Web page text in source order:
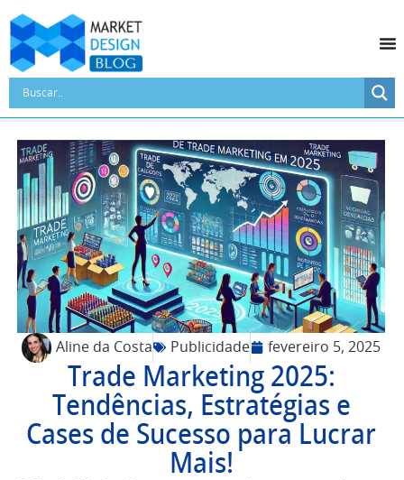
Aline da Costa Publicidade fevereiro 5, 2025
Trade Marketing 2025:
Tendências, Estratégias e
Cases de Sucesso para Lucrar
Mais!